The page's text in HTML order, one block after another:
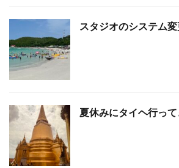
スタジオのシステム
夏休みにタイヘ行っ